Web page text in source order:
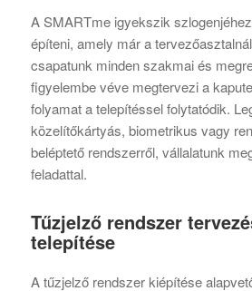
A SMARTme igyekszik
építeni, amely már a
csapatunk minden szakmai és
figyelembe véve megtervezi a
folyamat a telepítéssel folytatódik.
közelítőkártyás, biometrikus vagy
beléptető rendszerről, vállalatunk
feladattal.
Tűzjelző rendszer
telepítése
A tűzjelző rendszer kiépítése